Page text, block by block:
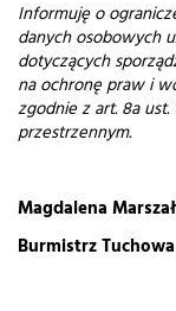
Informuję o
danych osobowych
dotyczących
na ochronę praw i
zgodnie z art. 8a
przestrzennym.
Magdalena
Burmistrz Tuchowa